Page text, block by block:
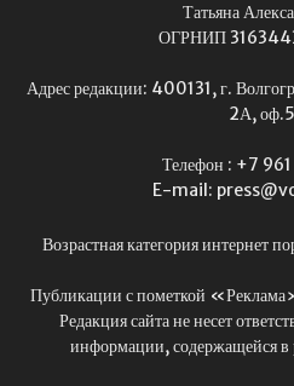
Татьяна
ОГРНИП
Адрес редакции: 400131, г.
2А,
Телефон : +7
E-mail:
Возрастная категория интернет
Публикации с пометкой
Редакция сайта не несет
информации, содержащейся в